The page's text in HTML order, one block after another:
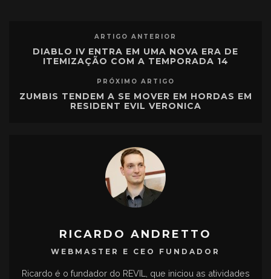
ARTIGO ANTERIOR
DIABLO IV ENTRA EM UMA NOVA ERA DE
ITEMIZAÇÃO COM A TEMPORADA 14
PRÓXIMO ARTIGO
ZUMBIS TENDEM A SE MOVER EM HORDAS EM
RESIDENT EVIL VERONICA
RICARDO ANDRETTO
WEBMASTER E CEO FUNDADOR
Ricardo é o fundador do REVIL, que iniciou as atividades